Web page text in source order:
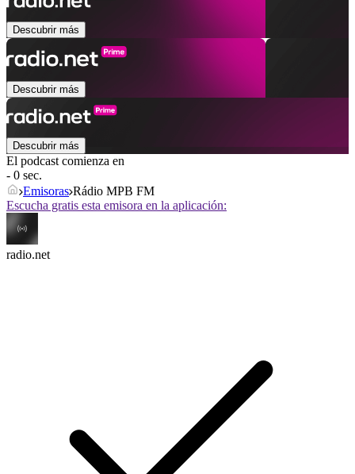
Descubrir más
Descubrir más
Descubrir más
El podcast comienza en
- 0 sec.
Emisoras Rádio MPB FM
Escucha gratis esta emisora en la aplicación:
radio.net